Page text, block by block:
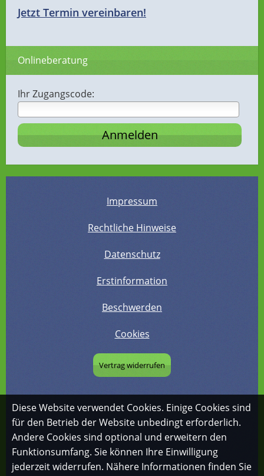
Jetzt Termin vereinbaren!
Onlineberatung
Ihr Zugangscode:
Impressum
Rechtliche Hinweise
Datenschutz
Erstinformation
Beschwerden
Cookies
Vertrag widerrufen
Diese Website verwendet Cookies. Einige Cookies sind
für den Betrieb der Website unbedingt erforderlich.
Andere Cookies sind optional und erweitern den
Funktionsumfang. Sie können Ihre Einwilligung
jederzeit widerrufen. Nähere Informationen finden Sie